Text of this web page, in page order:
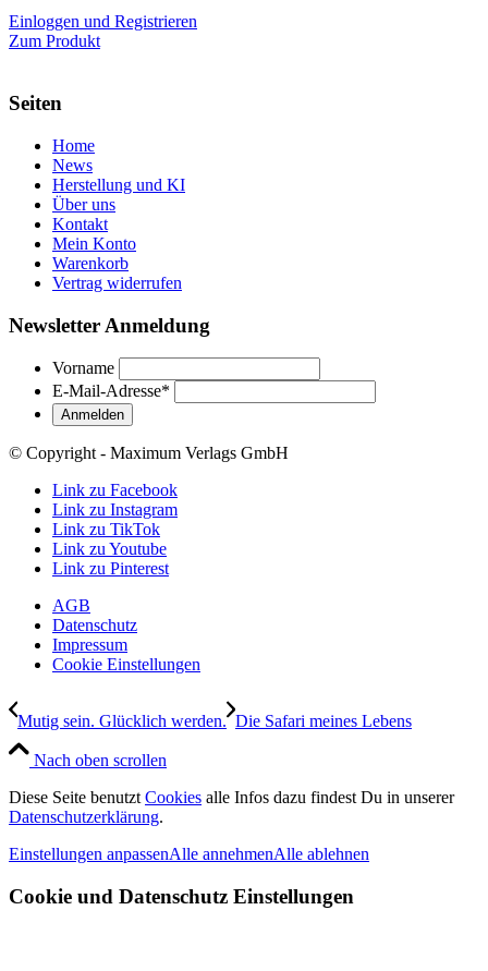
Einloggen und Registrieren
Zum Produkt
Seiten
Home
News
Herstellung und KI
Über uns
Kontakt
Mein Konto
Warenkorb
Vertrag widerrufen
Newsletter Anmeldung
Vorname
E-Mail-Adresse*
© Copyright - Maximum Verlags GmbH
Link zu Facebook
Link zu Instagram
Link zu TikTok
Link zu Youtube
Link zu Pinterest
AGB
Datenschutz
Impressum
Cookie Einstellungen
Mutig sein. Glücklich werden. Die Safari meines Lebens
Nach oben scrollen
Diese Seite benutzt Cookies alle Infos dazu findest Du in unserer
Datenschutzerklärung.
Einstellungen anpassenAlle annehmenAlle ablehnen
Cookie und Datenschutz Einstellungen